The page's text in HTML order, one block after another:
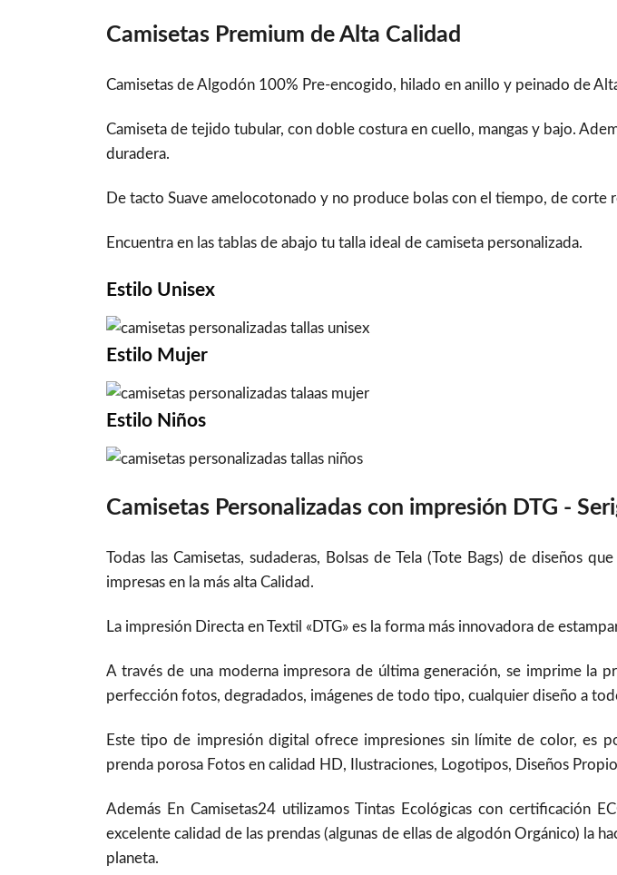
Camisetas Premium de Alta Calidad
Camisetas de Algodón 100% Pre-encogido, hilado en anillo y peinado de
Camiseta de tejido tubular, con doble costura en cuello, mangas y bajo.
duradera.
De tacto Suave amelocotonado y no produce bolas con el tiempo, de corte
Encuentra en las tablas de abajo tu talla ideal de camiseta personalizada.
Estilo Unisex
Estilo Mujer
Estilo Niños
Camisetas Personalizadas con impresión DTG -
Todas las Camisetas, sudaderas, Bolsas de Tela (Tote Bags) de diseños
impresas en la más alta Calidad.
La impresión Directa en Textil «DTG» es la forma más innovadora de
A través de una moderna impresora de última generación, se imprime la
perfección fotos, degradados, imágenes de todo tipo, cualquier diseño a
Este tipo de impresión digital ofrece impresiones sin límite de color, es
prenda porosa Fotos en calidad HD, Ilustraciones, Logotipos, Diseños
Además En Camisetas24 utilizamos Tintas Ecológicas con certificación
excelente calidad de las prendas (algunas de ellas de algodón Orgánico) la
planeta.